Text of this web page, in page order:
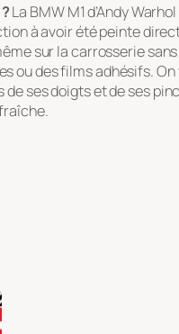
La BMW M1 d’Andy
à avoir été peinte
sur la carrosserie
ou des films adhésifs. On
ses doigts et de ses